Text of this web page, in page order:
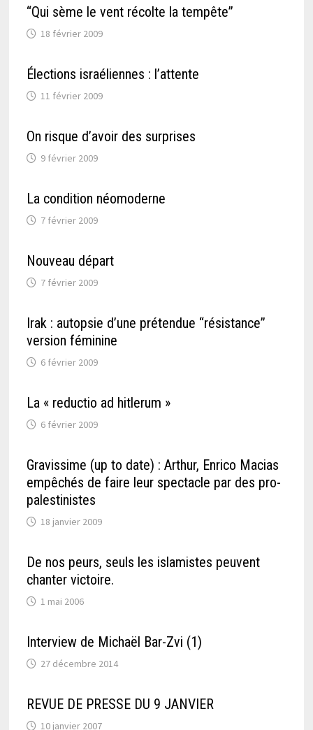
“Qui sème le vent récolte la tempête”
18 février 2009
Élections israéliennes : l’attente
11 février 2009
On risque d’avoir des surprises
9 février 2009
La condition néomoderne
7 février 2009
Nouveau départ
7 février 2009
Irak : autopsie d’une prétendue “résistance”
version féminine
6 février 2009
La « reductio ad hitlerum »
6 février 2009
Gravissime (up to date) : Arthur, Enrico Macias
empêchés de faire leur spectacle par des pro-
palestinistes
18 janvier 2009
De nos peurs, seuls les islamistes peuvent
chanter victoire.
1 mai 2006
Interview de Michaël Bar-Zvi (1)
27 décembre 2014
REVUE DE PRESSE DU 9 JANVIER
10 janvier 2007